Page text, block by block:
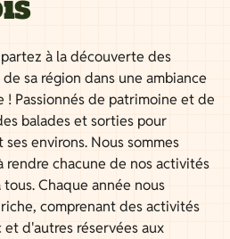
à la découverte des
sa région dans une ambiance
! Passionnés de patrimoine et de
balades et sorties pour
environs. Nous sommes
rendre chacune de nos activités
Chaque année nous
comprenant des activités
d'autres réservées aux